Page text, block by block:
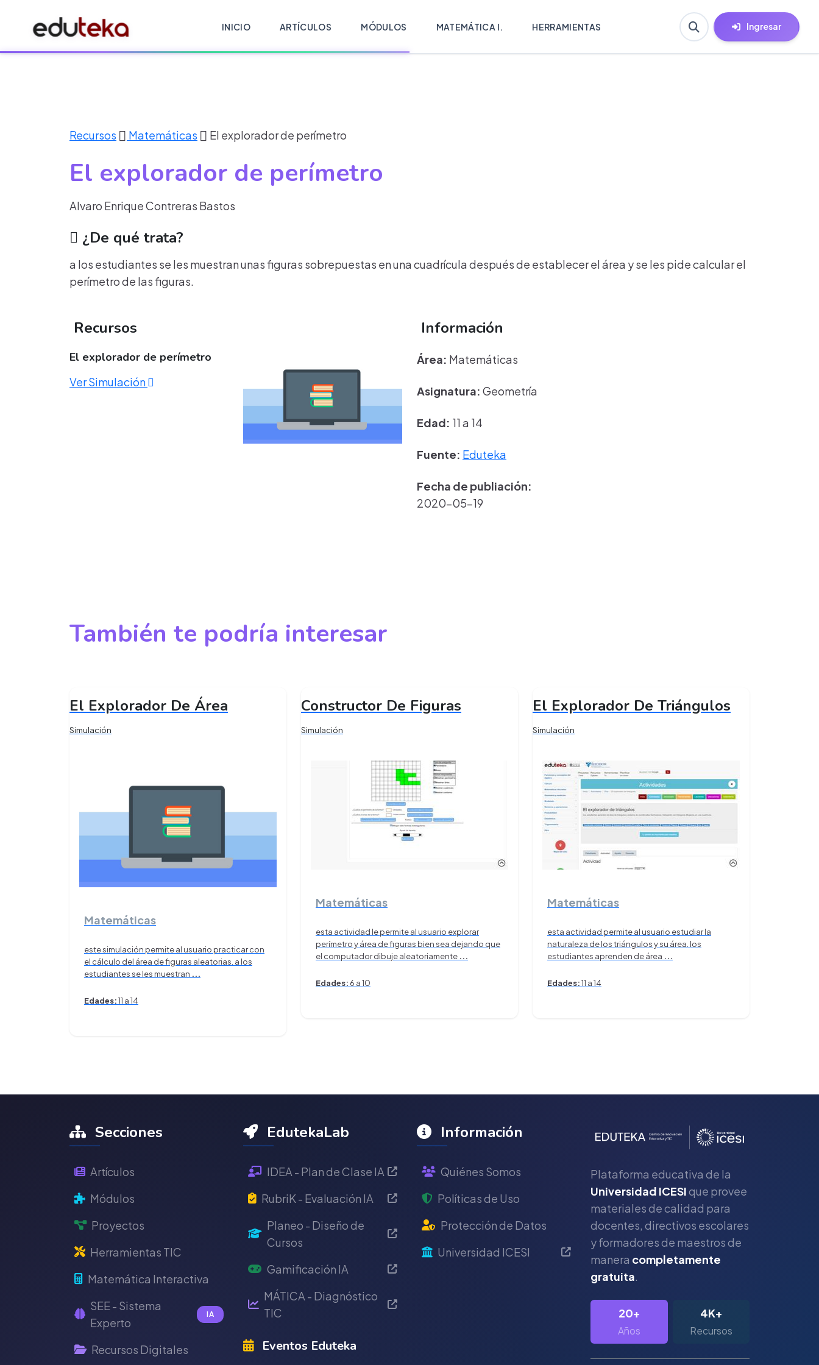
INICIO ARTÍCULOS MÓDULOS MATEMÁTICA I. HERRAMIENTAS Ingresar
Recursos Matemáticas El explorador de perímetro
El explorador de perímetro
Alvaro Enrique Contreras Bastos
¿De qué trata?
a los estudiantes se les muestran unas figuras sobrepuestas en una cuadrícula después de establecer el área y se les pide calcular el
perímetro de las figuras.
Recursos
El explorador de perímetro
Ver Simulación
Información
Área: Matemáticas
Asignatura: Geometría
Edad: 11 a 14
Fuente: Eduteka
Fecha de publiación:
2020-05-19
También te podría interesar
El Explorador De Área
Simulación
Matemáticas
este simulación permite al usuario practicar con
el cálculo del área de figuras aleatorias. a los
estudiantes se les muestran ...
Edades:11 a 14
Constructor De Figuras
Simulación
Matemáticas
esta actividad le permite al usuario explorar
perímetro y área de figuras bien sea dejando que
el computador dibuje aleatoriamente ...
Edades: 6 a 10
El Explorador De Triángulos
Simulación
Matemáticas
esta actividad permite al usuario estudiar la
naturaleza de los triángulos y su área. los
estudiantes aprenden de área ...
Edades:11 a 14
Secciones
Artículos
Módulos
Proyectos
Herramientas TIC
Matemática Interactiva
SEE - Sistema
Experto
IA
Recursos Digitales
EdutekaLab
IDEA - Plan de Clase IA
RubriK - Evaluación IA
Planeo - Diseño de
Cursos
Gamificación IA
MÁTICA - Diagnóstico
TIC
Eventos Eduteka
Información
Quiénes Somos
Políticas de Uso
Protección de Datos
Universidad ICESI
Plataforma educativa de la
Universidad ICESIque provee
materiales de calidad para
docentes, directivos escolares
y formadores de maestros de
manera completamente
gratuita.
20+
Años
4K+
Recursos